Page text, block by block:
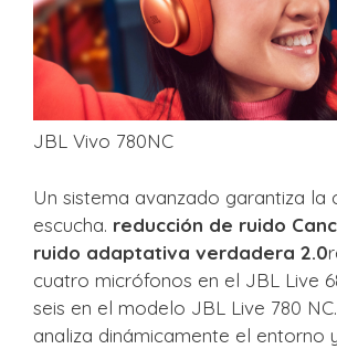
JBL Vivo 780NC
Un sistema avanzado garantiza la
escucha. reducción de ruido
ruido adaptativa verdadera 2.0
cuatro micrófonos en el JBL Live
seis en el modelo JBL Live 780
analiza dinámicamente el entorno